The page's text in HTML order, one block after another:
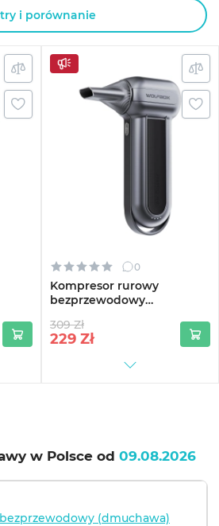
i porównanie
0
Kompresor rurowy
bezprzewodowy
MegaFlow 100 (MF100)
309 Zł
229 Zł
w Polsce od 09.08.2026
(dmuchawa)